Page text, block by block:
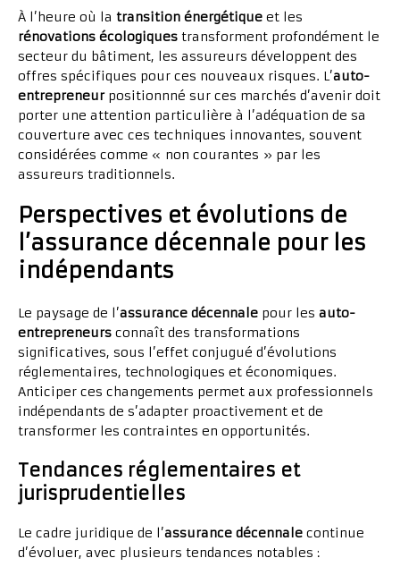
À l’heure où la transition énergétique et les
rénovations écologiques transforment profondément le
secteur du bâtiment, les assureurs développent des
offres spécifiques pour ces nouveaux risques. L’auto-
entrepreneurpositionnné sur ces marchés d’avenir doit
porter une attention particulière à l’adéquation de sa
couverture avec ces techniques innovantes, souvent
considérées comme « non courantes » par les
assureurs traditionnels.
Perspectives et évolutions de
l’assurance décennale pour les
indépendants
Le paysage de l’assurance décennale pour les auto-
entrepreneurs connaît des transformations
significatives, sous l’effet conjugué d’évolutions
réglementaires, technologiques et économiques.
Anticiper ces changements permet aux professionnels
indépendants de s’adapter proactivement et de
transformer les contraintes en opportunités.
Tendances réglementaires et
jurisprudentielles
Le cadre juridique de l’assurance décennale continue
d’évoluer, avec plusieurs tendances notables :